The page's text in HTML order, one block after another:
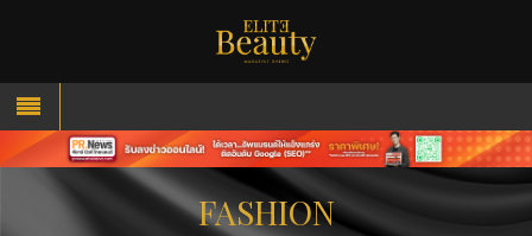
FASHION